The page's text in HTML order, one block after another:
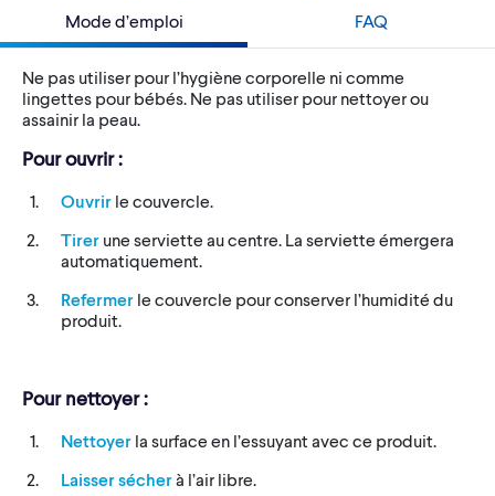
Mode d’emploi FAQ
Ne pas utiliser pour l’hygiène corporelle ni comme
lingettes pour bébés. Ne pas utiliser pour nettoyer ou
assainir la peau.
Pour ouvrir :
Ouvrir le couvercle.
Tirer une serviette au centre. La serviette émergera
automatiquement.
Refermer le couvercle pour conserver l’humidité du
produit.
Pour nettoyer :
Nettoyer la surface en l’essuyant avec ce produit.
Laisser sécherà l’air libre.